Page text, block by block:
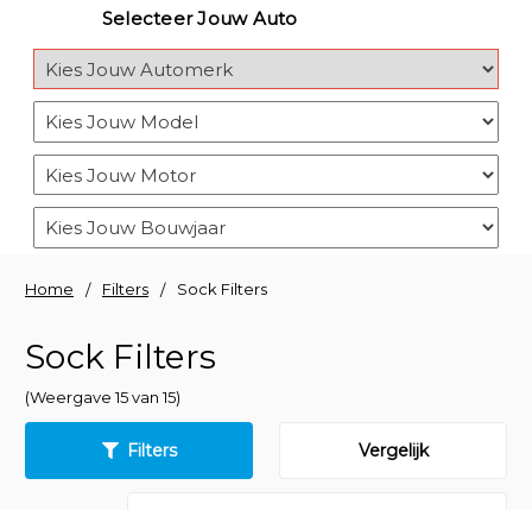
Selecteer Jouw Auto
Home Filters Sock Filters
Sock Filters
(Weergave 15 van 15)
Filters Vergelijk